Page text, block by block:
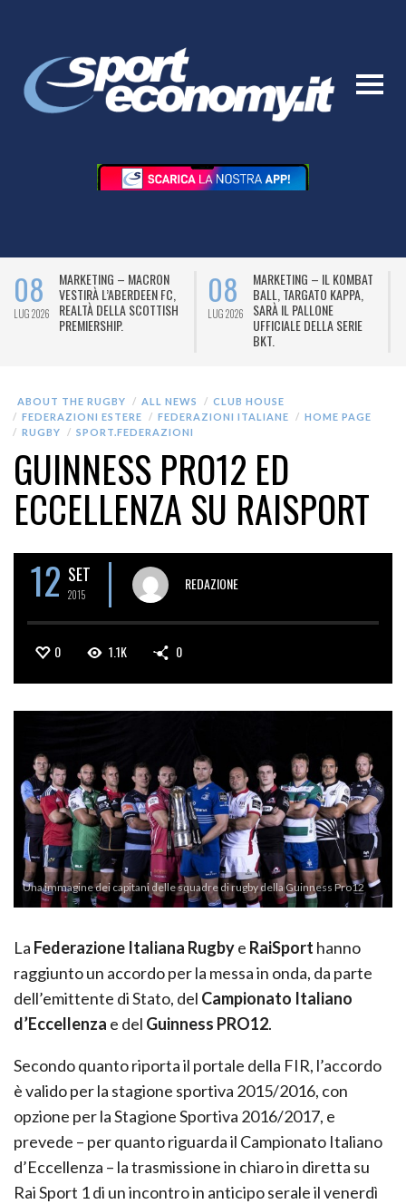
08
LUG 2026
MARKETING – MACRON
VESTIRÀ L’ABERDEEN FC,
REALTÀ DELLA SCOTTISH
PREMIERSHIP.
08
LUG 2026
MARKETING – IL KOMBAT
BALL, TARGATO KAPPA,
SARÀ IL PALLONE
UFFICIALE DELLA SERIE
BKT.
ABOUT THE RUGBY ALL NEWS
CLUB HOUSE
FEDERAZIONI ESTERE
FEDERAZIONI ITALIANE
HOME PAGE
RUGBY
SPORT.FEDERAZIONI
GUINNESS PRO12 ED
ECCELLENZA SU RAISPORT
12 SET
2015
REDAZIONE
0 1.1K 0
Una immagine dei capitani delle squadre di rugby della Guinness Pro12
La Federazione Italiana Rugbye RaiSport hanno
raggiunto un accordo per la messa in onda, da parte
dell’emittente di Stato, del Campionato Italiano
d’Eccellenza e del Guinness PRO12.
Secondo quanto riporta il portale della FIR, l’accordo
è valido per la stagione sportiva 2015/2016, con
opzione per la Stagione Sportiva 2016/2017, e
prevede – per quanto riguarda il Campionato Italiano
d’Eccellenza – la trasmissione in chiaro in diretta su
Rai Sport 1 di un incontro in anticipo serale il venerdì